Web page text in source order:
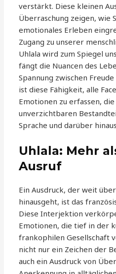
verstärkt. Diese kleinen
Überraschung zeigen, wie
emotionales Erleben
Zugang zu unserer
Uhlala wird zum Spiegel
fängt die Nuancen des
Spannung zwischen
ist diese Fähigkeit, alle
Emotionen zu erfassen,
unverzichtbaren
Sprache und darüber
Uhlala: Mehr
Ausruf
Ein Ausdruck, der weit
hinausgeht, ist das
Diese Interjektion
Emotionen, die tief in der
frankophilen Gesellschaft
nicht nur ein Zeichen der
auch ein Ausdruck von